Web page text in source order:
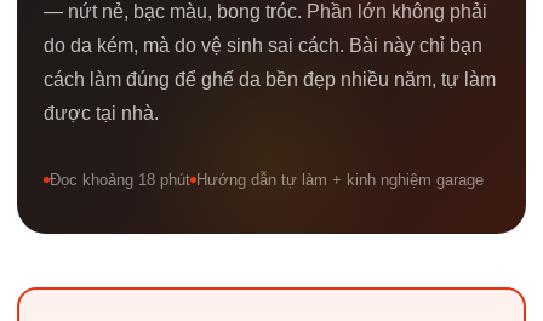
— nứt nẻ, bạc màu, bong tróc. Phần lớn không phải
do da kém, mà do vệ sinh sai cách. Bài này chỉ bạn
cách làm đúng để ghế da bền đẹp nhiều năm, tự làm
được tại nhà.
Đọc khoảng 18 phút Hướng dẫn tự làm + kinh nghiệm garage